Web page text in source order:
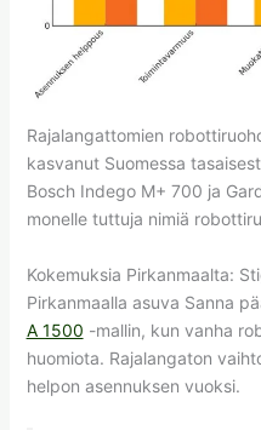
Rajalangattomien
kasvanut Suomessa
Bosch Indego M+ 700 ja
monelle tuttuja nimiä
Kokemuksia Pirkanmaalta:
Pirkanmaalla asuva Sanna
A 1500 -mallin, kun vanha
huomiota. Rajalangaton
helpon asennuksen vuoksi.